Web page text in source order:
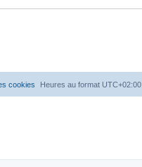
Heures au format UTC+02:00
cookies